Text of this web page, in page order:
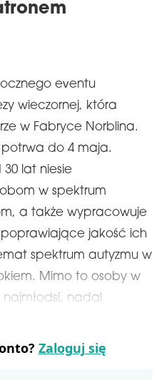
eventu
wieczornej, która
w Fabryce Norblina.
potrwa do 4 maja.
30 lat niesie
w spektrum
a także wypracowuje
jakość ich
spektrum autyzmu w
Mimo to osoby w
nadal
Zaloguj się